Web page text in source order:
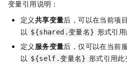
变量引用说明：
定义共享变量后，可以在当前项
以 ${shared.变量名} 形式引用
定义 服务变量后，仅可以在当前
以 ${self.变量名} 形式引用此